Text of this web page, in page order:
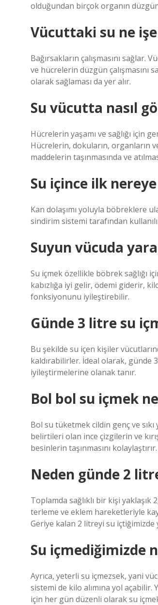
olduğundan birçok organın düzgün
Vücuttaki su ne
Bağırsakların çalışmasını sağlar.
ve hücrelerin düzgün çalışmasını
olarak sağlaması da yer alır.
Su vücutta nasıl
Hücrelerin yaşamı ve sağlığı için
Hücrelerin, dokuların, organların
maddelerin taşınmasında ve
Su içince ilk
Kan dolaşımı yoluyla böbreklere
sindirim sistemi tarafından
Suyun vücuda
Su içmek özellikle böbrek sağlığı
kabızlığa iyi gelir, ödemi giderir,
fonksiyonunu iyileştirebilir.
Günde 3 litre su
Bu şekilde su içen kişiler
kaldırabilirler. İdeal olarak, günde
iyileştirmelerine olanak tanır.
Bol bol su içmek
Bol su tüketmek cildin genç ve
belirtileri olan ince çizgilerin ve
besinlerin taşınmasını kolaylaştırır.
Neden günde 2
Toplamda sağlıklı bir kişi
terleme ve eklem hareketleriyle
Geriye kalan 2 litreyi su içtiğimizde
Su içmediğimizde
Ayrıca, yeterli su içmezsek, yani
sistemi de kilo alımına yol açabilir.
için her gün düzenli olarak su